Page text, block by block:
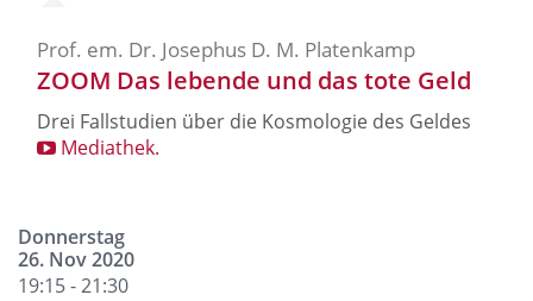
Prof. em. Dr. Josephus D. M. Platenkamp
ZOOM Das lebende und das tote Geld
Drei Fallstudien über die Kosmologie des Geldes
Mediathek.
Donnerstag
26. Nov 2020
19:15 - 21:30